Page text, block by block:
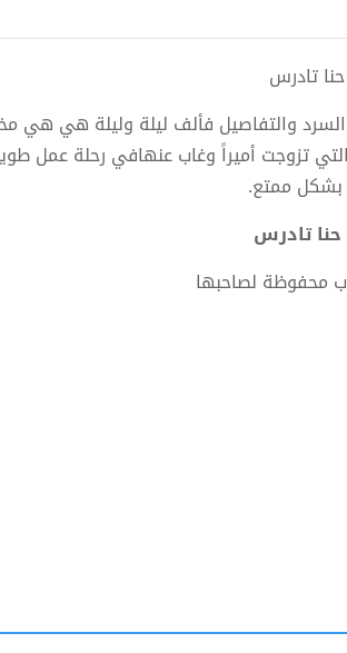
السرد والتفاصيل فألف ليلة وليلة هي
تزوجت أميراً وغاب عنهافي رحلة عمل
بشكل ممتع.
محفوظة لصاحبها